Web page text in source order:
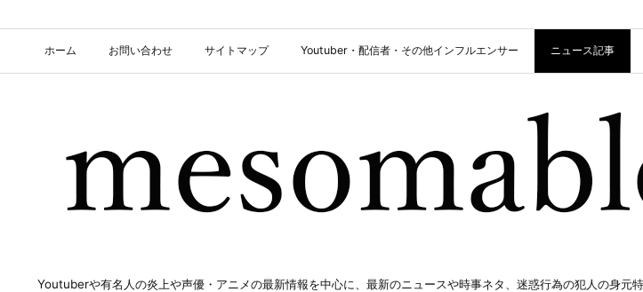
ホーム お問い合わせ サイトマップ Youtuber・配信者・その他インフルエンサー ニュース記事
Youtuberや有名人の炎上や声優・アニメの最新情報を中心に、最新のニュースや時事ネタ、迷惑行為の犯人の身